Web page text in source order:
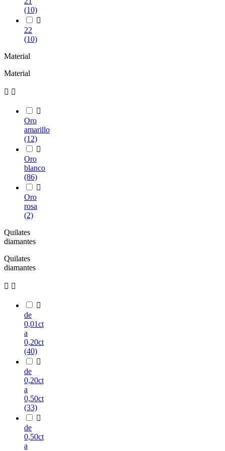
(10)

22
(10)
Material
Material
 

Oro
amarillo
(12)

Oro
blanco
(86)

Oro
rosa
(2)
Quilates
diamantes
Quilates
diamantes
 

de
0,01ct
a
0,20ct
(40)

de
0,20ct
a
0,50ct
(33)

de
0,50ct
a